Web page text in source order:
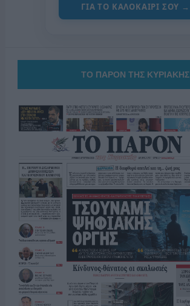
ΓΙΑ ΤΟ ΚΑΛΟΚΑΙΡΙ ΣΟΥ →
ΤΟ ΠΑΡΟΝ ΤΗΣ ΚΥΡΙΑΚΗΣ